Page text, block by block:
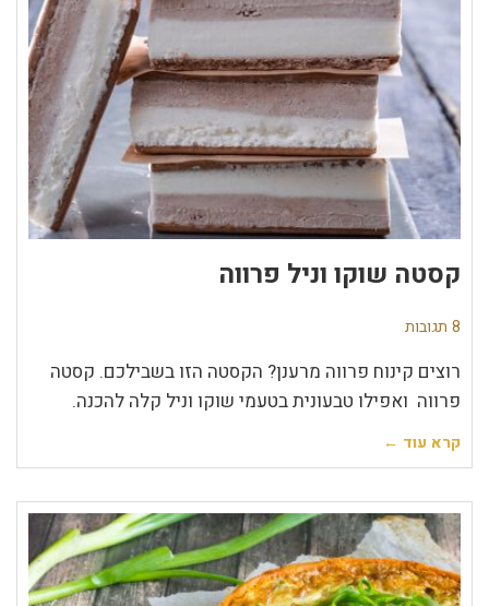
קסטה שוקו וניל פרווה
8 תגובות
רוצים קינוח פרווה מרענן? הקסטה הזו בשבילכם. קסטה
פרווה ואפילו טבעונית בטעמי שוקו וניל קלה להכנה.
קרא עוד ←